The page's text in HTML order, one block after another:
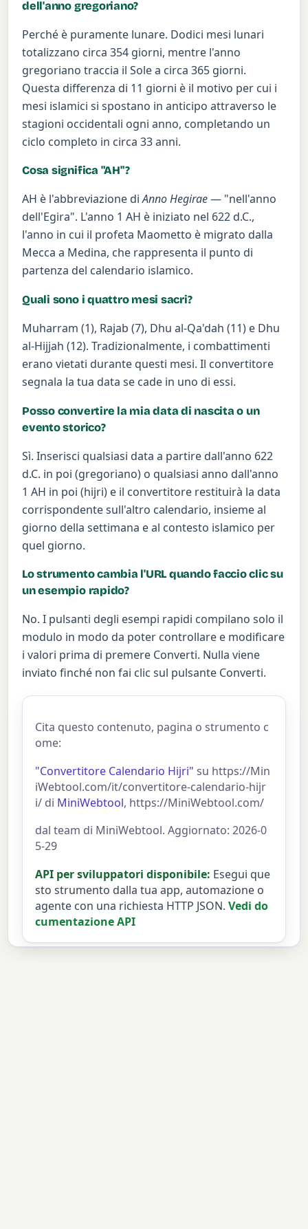
dell'anno gregoriano?
Perché è puramente lunare. Dodici mesi lunari
totalizzano circa 354 giorni, mentre l'anno
gregoriano traccia il Sole a circa 365 giorni.
Questa differenza di 11 giorni è il motivo per cui i
mesi islamici si spostano in anticipo attraverso le
stagioni occidentali ogni anno, completando un
ciclo completo in circa 33 anni.
Cosa significa "AH"?
AH è l'abbreviazione diAnno Hegirae— "nell'anno
dell'Egira". L'anno 1 AH è iniziato nel 622 d.C.,
l'anno in cui il profeta Maometto è migrato dalla
Mecca a Medina, che rappresenta il punto di
partenza del calendario islamico.
Quali sono i quattro mesi sacri?
Muharram (1), Rajab (7), Dhu al-Qa'dah (11) e Dhu
al-Hijjah (12). Tradizionalmente, i combattimenti
erano vietati durante questi mesi. Il convertitore
segnala la tua data se cade in uno di essi.
Posso convertire la mia data di nascita o un
evento storico?
Sì. Inserisci qualsiasi data a partire dall'anno 622
d.C. in poi (gregoriano) o qualsiasi anno dall'anno
1 AH in poi (hijri) e il convertitore restituirà la data
corrispondente sull'altro calendario, insieme al
giorno della settimana e al contesto islamico per
quel giorno.
Lo strumento cambia l'URL quando faccio clic su
un esempio rapido?
No. I pulsanti degli esempi rapidi compilano solo il
modulo in modo da poter controllare e modificare
i valori prima di premere Converti. Nulla viene
inviato finché non fai clic sul pulsante Converti.
Cita questo contenuto, pagina o strumento c
ome:
"Convertitore Calendario Hijri" su https://Min
iWebtool.com/it/convertitore-calendario-hijr
i/ di MiniWebtool, https://MiniWebtool.com/
dal team di MiniWebtool. Aggiornato: 2026-0
5-29
API per sviluppatori disponibile: Esegui que
sto strumento dalla tua app, automazione o
agente con una richiesta HTTP JSON. Vedi do
cumentazione API